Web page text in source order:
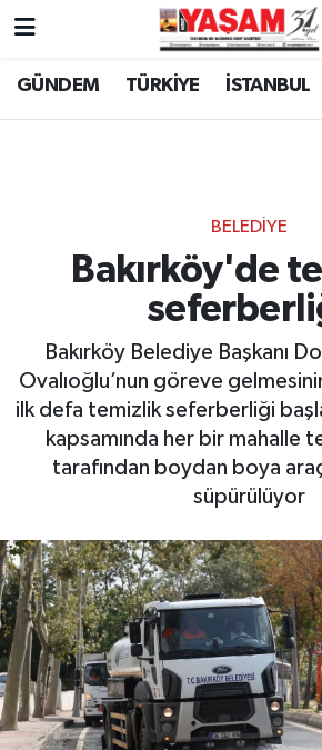
GÜNDEM TÜRKİYE İSTANBUL
BELEDİYE
Bakırköy'de
Bakırköy Belediye Başkanı
Ovalıoğlu’nun göreve
ilk defa temizlik seferberliği
kapsamında her bir mahalle
tarafından boydan boya
süpürülüyor